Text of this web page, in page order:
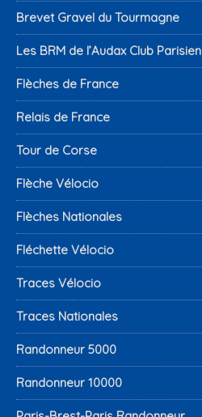
Brevet Gravel du Tourmagne
Les BRM de l’Audax Club Parisien
Flèches de France
Relais de France
Tour de Corse
Flèche Vélocio
Flèches Nationales
Fléchette Vélocio
Traces Vélocio
Traces Nationales
Randonneur 5000
Randonneur 10000